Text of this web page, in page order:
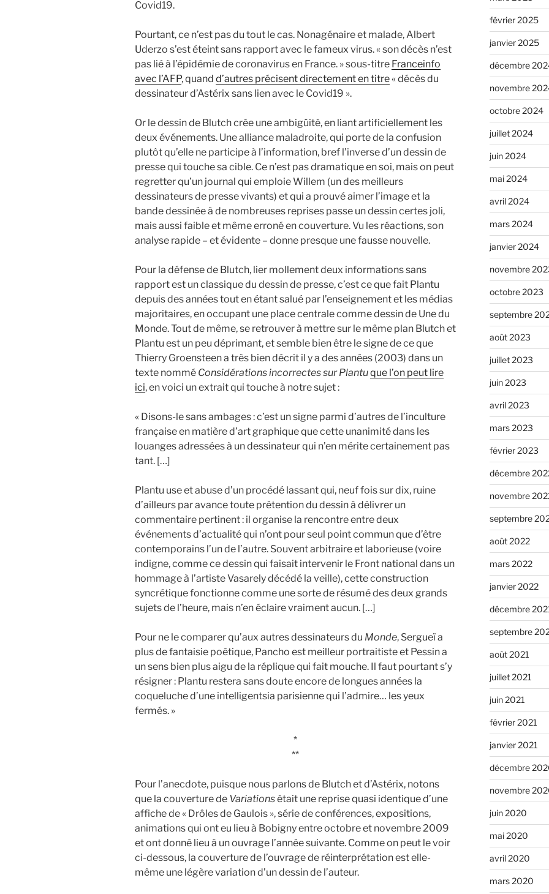
Covid19.
Pourtant, ce n’est pas du tout le cas. Nonagénaire et malade, Albert
Uderzo s’est éteint sans rapport avec le fameux virus. « son décès n’est
pas lié à l’épidémie de coronavirus en France. » sous-titre Franceinfo
avec l’AFP, quand d’autres précisent directement en titre« décès du
dessinateur d’Astérix sans lien avec le Covid19 ».
Or le dessin de Blutch crée une ambigüité, en liant artificiellement les
deux événements. Une alliance maladroite, qui porte de la confusion
plutôt qu’elle ne participe à l’information, bref l’inverse d’un dessin de
presse qui touche sa cible. Ce n’est pas dramatique en soi, mais on peut
regretter qu’un journal qui emploie Willem (un des meilleurs
dessinateurs de presse vivants) et qui a prouvé aimer l’image et la
bande dessinée à de nombreuses reprises passe un dessin certes joli,
mais aussi faible et même erroné en couverture. Vu les réactions, son
analyse rapide – et évidente – donne presque une fausse nouvelle.
Pour la défense de Blutch, lier mollement deux informations sans
rapport est un classique du dessin de presse, c’est ce que fait Plantu
depuis des années tout en étant salué par l’enseignement et les médias
majoritaires, en occupant une place centrale comme dessin de Une du
Monde. Tout de même, se retrouver à mettre sur le même plan Blutch et
Plantu est un peu déprimant, et semble bien être le signe de ce que
Thierry Groensteen a très bien décrit il y a des années (2003) dans un
texte nommé Considérations incorrectes sur Plantuque l’on peut lire
ici, en voici un extrait qui touche à notre sujet :
« Disons-le sans ambages : c’est un signe parmi d’autres de l’inculture
française en matière d’art graphique que cette unanimité dans les
louanges adressées à un dessinateur qui n’en mérite certainement pas
tant. […]
Plantu use et abuse d’un procédé lassant qui, neuf fois sur dix, ruine
d’ailleurs par avance toute prétention du dessin à délivrer un
commentaire pertinent : il organise la rencontre entre deux
événements d’actualité qui n’ont pour seul point commun que d’être
contemporains l’un de l’autre. Souvent arbitraire et laborieuse (voire
indigne, comme ce dessin qui faisait intervenir le Front national dans un
hommage à l’artiste Vasarely décédé la veille), cette construction
syncrétique fonctionne comme une sorte de résumé des deux grands
sujets de l’heure, mais n’en éclaire vraiment aucun. […]
Pour ne le comparer qu’aux autres dessinateurs du Monde, Sergueï a
plus de fantaisie poétique, Pancho est meilleur portraitiste et Pessin a
un sens bien plus aigu de la réplique qui fait mouche. Il faut pourtant s’y
résigner : Plantu restera sans doute encore de longues années la
coqueluche d’une intelligentsia parisienne qui l’admire… les yeux
fermés. »
*
**
Pour l’anecdote, puisque nous parlons de Blutch et d’Astérix, notons
que la couverture de Variationsétait une reprise quasi identique d’une
affiche de « Drôles de Gaulois », série de conférences, expositions,
animations qui ont eu lieu à Bobigny entre octobre et novembre 2009
et ont donné lieu à un ouvrage l’année suivante. Comme on peut le voir
ci-dessous, la couverture de l’ouvrage de réinterprétation est elle-
même une légère variation d’un dessin de l’auteur.
février 2025
janvier 2025
décembre
novembre
octobre 2024
juillet 2024
juin 2024
mai 2024
avril 2024
mars 2024
janvier 2024
novembre
octobre 2023
septembre
août 2023
juillet 2023
juin 2023
avril 2023
mars 2023
février 2023
décembre
novembre
septembre
août 2022
mars 2022
janvier 2022
décembre
septembre
août 2021
juillet 2021
juin 2021
février 2021
janvier 2021
décembre
novembre
juin 2020
mai 2020
avril 2020
mars 2020